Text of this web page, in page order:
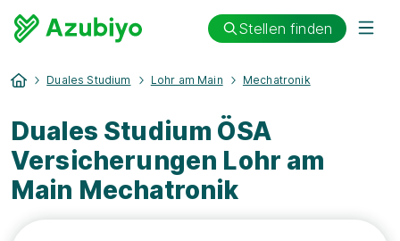
Stellen finden
Duales Studium Lohr am Main Mechatronik
Duales Studium ÖSA
Versicherungen Lohr am
Main Mechatronik